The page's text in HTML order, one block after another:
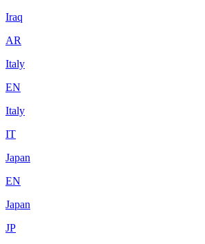
Iraq
AR
Italy
EN
Italy
IT
Japan
EN
Japan
JP